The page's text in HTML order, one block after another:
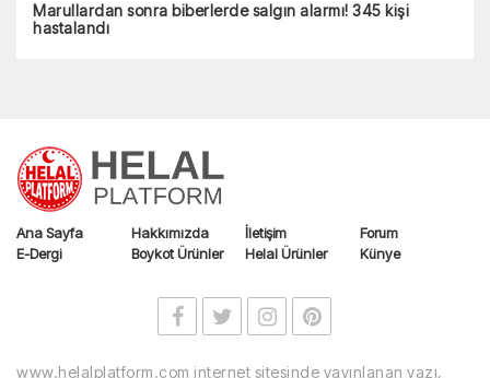
Marullardan sonra biberlerde salgın alarmı! 345 kişi
hastalandı
Ana Sayfa Hakkımızda İletişim
Forum
E-Dergi
Boykot Ürünler Helal Ürünler Künye
www.helalplatform.com internet sitesinde yayınlanan yazı,